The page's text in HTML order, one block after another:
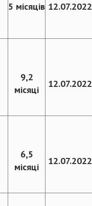
5 місяців 12.07.2022
9,2
місяці
12.07.2022
6,5
місяці
12.07.2022